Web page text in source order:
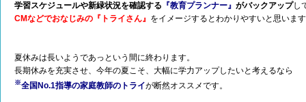
学習スケジュールや新緑状況を確認する 『教育プランナー』 がバックアップし
CMなどでおなじみの『トライさん』 をイメージするとわかりやすいと思いま
夏休みは長いようであっという間に終わります。
長期休みを充実させ、今年の夏こそ、大幅に学力アップしたいと考えるなら
※全国No.1指導の家庭教師のトライが断然オススメです。